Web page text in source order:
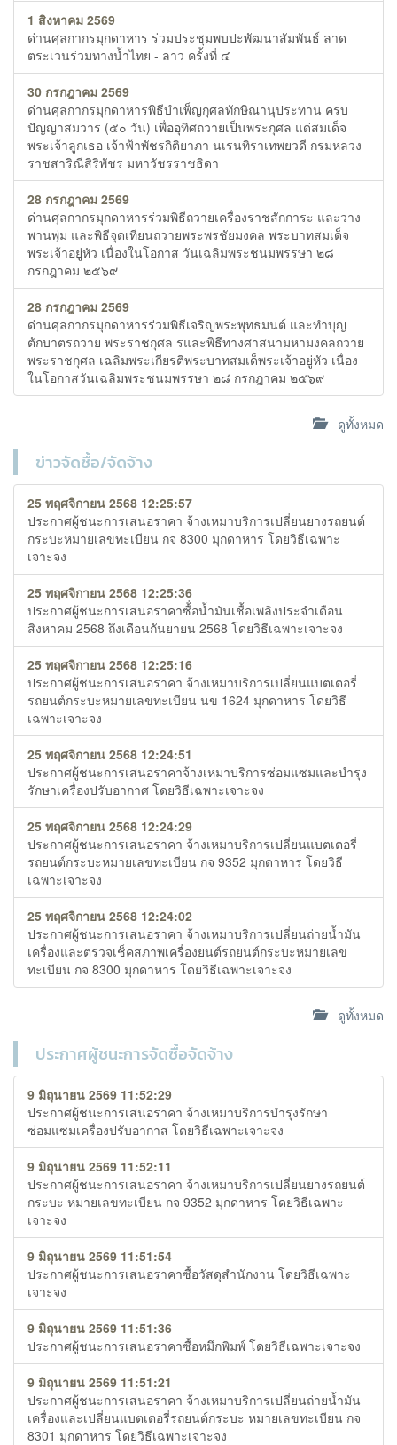
1 สิงหาคม 2569
ด่านศุลกากรมุกดาหาร ร่วมประชุมพบปะพัฒนาสัมพันธ์ ลาด
ตระเวนร่วมทางน้ำไทย - ลาว ครั้งที่ ๔
30 กรกฎาคม 2569
ด่านศุลกากรมุกดาหารพิธีบำเพ็ญกุศลทักษิณานุประทาน ครบ
ปัญญาสมวาร (๕๐ วัน) เพื่ออุทิศถวายเป็นพระกุศล แด่สมเด็จ
พระเจ้าลูกเธอ เจ้าฟ้าพัชรกิติยาภา นเรนทิราเทพยวดี กรมหลวง
ราชสาริณีสิริพัชร มหาวัชรราชธิดา
28 กรกฎาคม 2569
ด่านศุลกากรมุกดาหารร่วมพิธีถวายเครื่องราชสักการะ และวาง
พานพุ่ม และพิธีจุดเทียนถวายพระพรชัยมงคล พระบาทสมเด็จ
พระเจ้าอยู่หัว เนื่องในโอกาส วันเฉลิมพระชนมพรรษา ๒๘
กรกฎาคม ๒๕๖๙
28 กรกฎาคม 2569
ด่านศุลกากรมุกดาหารร่วมพิธีเจริญพระพุทธมนต์ และทำบุญ
ตักบาตรถวาย พระราชกุศล รและพิธีทางศาสนามหามงคลถวาย
พระราชกุศล เฉลิมพระเกียรติพระบาทสมเด็พระเจ้าอยู่หัว เนื่อง
ในโอกาสวันเฉลิมพระชนมพรรษา ๒๘ กรกฎาคม ๒๕๖๙
ดูทั้งหมด
ข่าวจัดซื้อ/จัดจ้าง
25 พฤศจิกายน 2568 12:25:57
ประกาศผู้ชนะการเสนอราคา จ้างเหมาบริการเปลี่ยนยางรถยนต์
กระบะหมายเลขทะเบียน กจ 8300 มุกดาหาร โดยวิธีเฉพาะ
เจาะจง
25 พฤศจิกายน 2568 12:25:36
ประกาศผู้ชนะการเสนอราคาซื้่อน้ำมันเชื้อเพลิงประจำเดือน
สิงหาคม 2568 ถึงเดือนกันยายน 2568 โดยวิธีเฉพาะเจาะจง
25 พฤศจิกายน 2568 12:25:16
ประกาศผู้ชนะการเสนอราคา จ้างเหมาบริการเปลี่ยนแบตเตอรี่
รถยนต์กระบะหมายเลขทะเบียน นข 1624 มุกดาหาร โดยวิธี
เฉพาะเจาะจง
25 พฤศจิกายน 2568 12:24:51
ประกาศผู้ชนะการเสนอราคาจ้างเหมาบริการซ่อมแซมและบำรุง
รักษาเครื่องปรับอากาศ โดยวิธีเฉพาะเจาะจง
25 พฤศจิกายน 2568 12:24:29
ประกาศผู้ชนะการเสนอราคา จ้างเหมาบริการเปลี่ยนแบตเตอรี่
รถยนต์กระบะหมายเลขทะเบียน กจ 9352 มุกดาหาร โดยวิธี
เฉพาะเจาะจง
25 พฤศจิกายน 2568 12:24:02
ประกาศผู้ชนะการเสนอราคา จ้างเหมาบริการเปลี่ยนถ่ายน้ำมัน
เครื่องและตรวจเช็คสภาพเครื่องยนต์รถยนต์กระบะหมายเลข
ทะเบียน กจ 8300 มุกดาหาร โดยวิธีเฉพาะเจาะจง
ดูทั้งหมด
ประกาศผู้ชนะการจัดซื้อจัดจ้าง
9 มิถุนายน 2569 11:52:29
ประกาศผู้ชนะการเสนอราคา จ้างเหมาบริการบำรุงรักษา
ซ่อมแซมเครื่องปรับอากาส โดยวิธีเฉพาะเจาะจง
9 มิถุนายน 2569 11:52:11
ประกาศผู้ชนะการเสนอราคา จ้างเหมาบริการเปลี่ยนยางรถยนต์
กระบะ หมายเลขทะเบียน กจ 9352 มุกดาหาร โดยวิธีเฉพาะ
เจาะจง
9 มิถุนายน 2569 11:51:54
ประกาศผู้ชนะการเสนอราคาซื้อวัสดุสำนักงาน โดยวิธีเฉพาะ
เจาะจง
9 มิถุนายน 2569 11:51:36
ประกาศผู้ชนะการเสนอราคาซื้อหมึกพิมพ์ โดยวิธีเฉพาะเจาะจง
9 มิถุนายน 2569 11:51:21
ประกาศผู้ชนะการเสนอราคา จ้างเหมาบริการเปลี่ยนถ่ายน้ำมัน
เครื่องและเปลี่ยนแบตเตอรี่รถยนต์กระบะ หมายเลขทะเบียน กจ
8301 มุกดาหาร โดยวิธีเฉพาะเจาะจง